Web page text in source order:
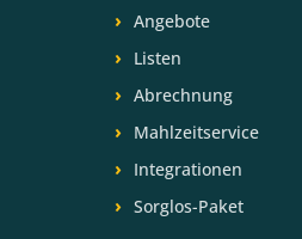
Angebote
Listen
Abrechnung
Mahlzeitservice
Integrationen
Sorglos-Paket